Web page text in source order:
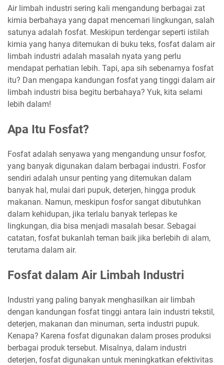
Air limbah industri sering kali mengandung berbagai zat
kimia berbahaya yang dapat mencemari lingkungan, salah
satunya adalah fosfat. Meskipun terdengar seperti istilah
kimia yang hanya ditemukan di buku teks, fosfat dalam air
limbah industri adalah masalah nyata yang perlu
mendapat perhatian lebih. Tapi, apa sih sebenarnya fosfat
itu? Dan mengapa kandungan fosfat yang tinggi dalam air
limbah industri bisa begitu berbahaya? Yuk, kita selami
lebih dalam!
Apa Itu Fosfat?
Fosfat adalah senyawa yang mengandung unsur fosfor,
yang banyak digunakan dalam berbagai industri. Fosfor
sendiri adalah unsur penting yang ditemukan dalam
banyak hal, mulai dari pupuk, deterjen, hingga produk
makanan. Namun, meskipun fosfor sangat dibutuhkan
dalam kehidupan, jika terlalu banyak terlepas ke
lingkungan, dia bisa menjadi masalah besar. Sebagai
catatan, fosfat bukanlah teman baik jika berlebih di alam,
terutama dalam air.
Fosfat dalam Air Limbah Industri
Industri yang paling banyak menghasilkan air limbah
dengan kandungan fosfat tinggi antara lain industri tekstil,
deterjen, makanan dan minuman, serta industri pupuk.
Kenapa? Karena fosfat digunakan dalam proses produksi
berbagai produk tersebut. Misalnya, dalam industri
deterjen, fosfat digunakan untuk meningkatkan efektivitas